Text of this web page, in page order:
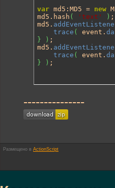
var md5:MD5 = new
md5.hash ( 'text' ) ;
md5.
trace ( event.
}
) ;
md5.
trace ( event.
}
) ;
---------------
Размещено в ActionScript